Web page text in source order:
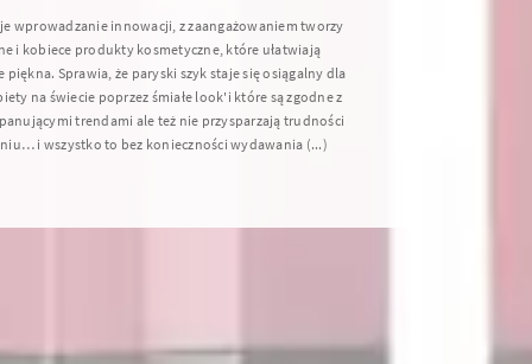
wprowadzanie innowacji, z zaangażowaniem tworzy
i kobiece produkty kosmetyczne, które ułatwiają
piękna. Sprawia, że paryski szyk staje się osiągalny dla
na świecie poprzez śmiałe look'i które są zgodne z
trendami ale też nie przysparzają trudności
i wszystko to bez konieczności wydawania (...)